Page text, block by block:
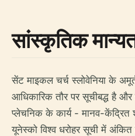
सांस्कृतिक
सेंट माइकल चर्च स्लोवेनिया के
आधिकारिक तौर पर सूचीबद्ध है और
प्लेचनिक के कार्य - मानव-केंद्रित
यूनेस्को विश्व धरोहर सूची में